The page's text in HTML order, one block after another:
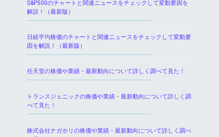
S&P500のチャートと関連ニュースをチェックして変動要因を
解説！（最新版）
日経平均株価のチャートと関連ニュースをチェックして変動要
因を解説！（最新版）
任天堂の株価や業績・最新動向について詳しく調べて見た！
トランスジェニックの株価や業績・最新動向について詳しく調
べて見た！
株式会社ナガホリの株価や業績・最新動向について詳しく調べ